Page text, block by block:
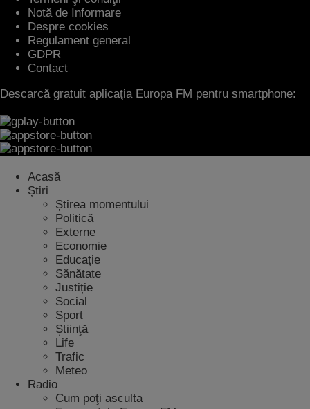
Notă de Informare
Despre cookies
Regulament general
GDPR
Contact
Descarcă gratuit aplicaţia Europa FM pentru smartphone:
Acasă
Știri
Știrea momentului
Politică
Externe
Economie
Educație
Sănătate
Justiție
Social
Sport
Știinţă
Life
Trafic
Meteo
Radio
Cum poţi asculta